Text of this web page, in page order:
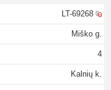
LT-69268
Miško g.
4
Kalnių k.